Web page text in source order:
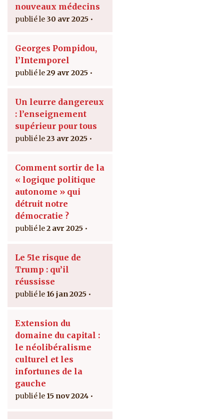
nouveaux médecins
30 avr 2025
Georges Pompidou,
l’Intemporel
29 avr 2025
Un leurre dangereux
: l’enseignement
supérieur pour tous
23 avr 2025
Comment sortir de la
« logique politique
autonome » qui
détruit notre
démocratie ?
2 avr 2025
Le 51e risque de
Trump : qu’il
réussisse
16 jan 2025
Extension du
domaine du capital :
le néolibéralisme
culturel et les
infortunes de la
gauche
15 nov 2024